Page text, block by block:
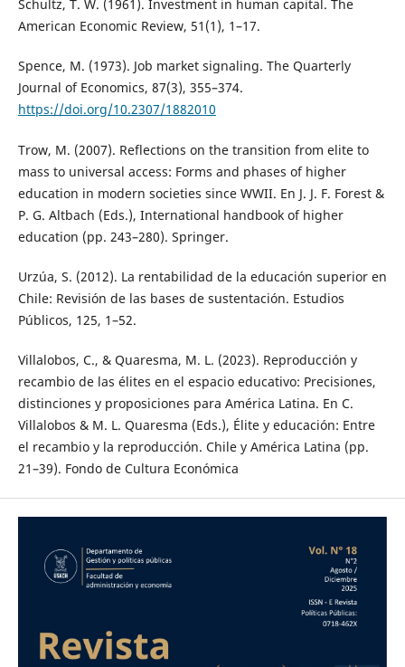
Schultz, T. W. (1961). Investment in human capital. The
American Economic Review, 51(1), 1–17.
Spence, M. (1973). Job market signaling. The Quarterly
Journal of Economics, 87(3), 355–374.
https://doi.org/10.2307/1882010
Trow, M. (2007). Reflections on the transition from elite to
mass to universal access: Forms and phases of higher
education in modern societies since WWII. En J. J. F. Forest &
P. G. Altbach (Eds.), International handbook of higher
education (pp. 243–280). Springer.
Urzúa, S. (2012). La rentabilidad de la educación superior en
Chile: Revisión de las bases de sustentación. Estudios
Públicos, 125, 1–52.
Villalobos, C., & Quaresma, M. L. (2023). Reproducción y
recambio de las élites en el espacio educativo: Precisiones,
distinciones y proposiciones para América Latina. En C.
Villalobos & M. L. Quaresma (Eds.), Élite y educación: Entre
el recambio y la reproducción. Chile y América Latina (pp.
21–39). Fondo de Cultura Económica